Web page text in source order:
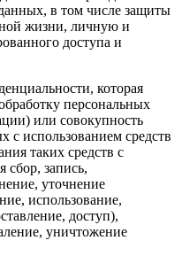
в том числе защиты
жизни, личную и
доступа и
которая
персональных
или совокупность
с использованием средств
таких средств с
запись,
уточнение
использование,
доступ),
уничтожение